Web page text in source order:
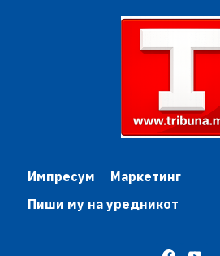
Импресум
Маркетинг
Пиши му на уредникот